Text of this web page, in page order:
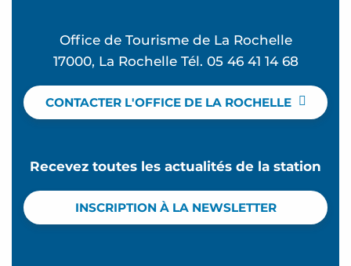
Office de Tourisme de La Rochelle
17000, La Rochelle Tél. 05 46 41 14 68
CONTACTER L'OFFICE DE LA ROCHELLE
Recevez toutes les actualités de la station
INSCRIPTION À LA NEWSLETTER